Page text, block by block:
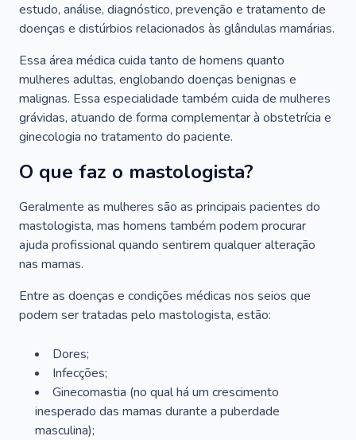
estudo, análise, diagnóstico, prevenção e tratamento de
doenças e distúrbios relacionados às glândulas mamárias.
Essa área médica cuida tanto de homens quanto
mulheres adultas, englobando doenças benignas e
malignas. Essa especialidade também cuida de mulheres
grávidas, atuando de forma complementar à obstetrícia e
ginecologia no tratamento do paciente.
O que faz o mastologista?
Geralmente as mulheres são as principais pacientes do
mastologista, mas homens também podem procurar
ajuda profissional quando sentirem qualquer alteração
nas mamas.
Entre as doenças e condições médicas nos seios que
podem ser tratadas pelo mastologista, estão:
Dores;
Infecções;
Ginecomastia (no qual há um crescimento
inesperado das mamas durante a puberdade
masculina);